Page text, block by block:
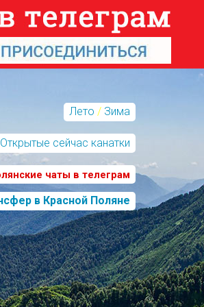
Лето / Зима
Открытые сейчас канатки
чаты в телеграм
в Красной Поляне